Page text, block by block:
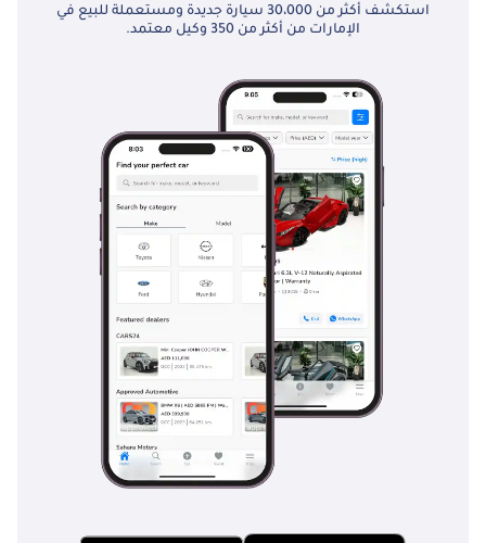
استكشف أكثر من 30،000 سيارة جديدة ومستعملة للبيع في
الإمارات من أكثر من 350 وكيل معتمد.